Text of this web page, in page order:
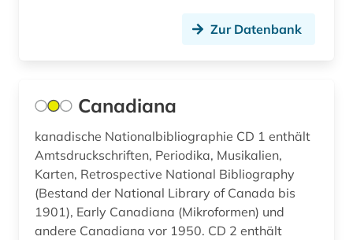
buchwesen (4)
buenos aires (1)
bulgarien (1)
Russland, Sowjetunion (9)
Schweden (1)
Schweiz (8)
Serbien (4)
Slowakei (7)
Zur Datenbank
Canadiana
kanadische Nationalbibliographie CD 1 enthält
Amtsdruckschriften, Periodika, Musikalien,
Karten, Retrospective National Bibliography
(Bestand der National Library of Canada bis
1901), Early Canadiana (Mikroformen) und
andere Canadiana vor 1950. CD 2 enthält